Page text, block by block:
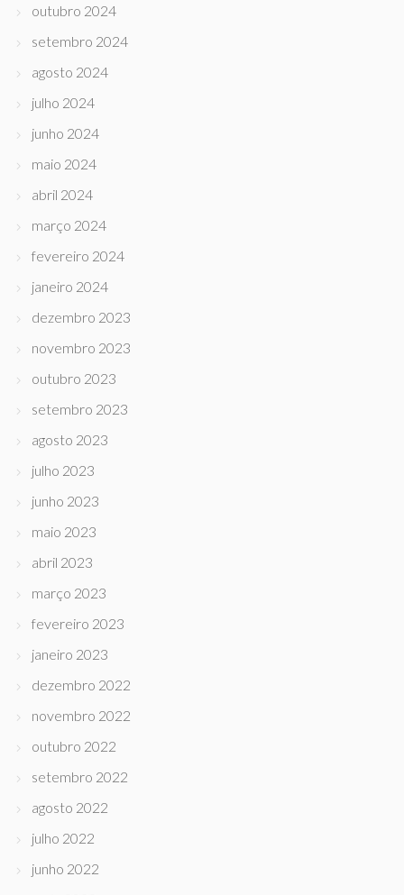
outubro 2024
setembro 2024
agosto 2024
julho 2024
junho 2024
maio 2024
abril 2024
março 2024
fevereiro 2024
janeiro 2024
dezembro 2023
novembro 2023
outubro 2023
setembro 2023
agosto 2023
julho 2023
junho 2023
maio 2023
abril 2023
março 2023
fevereiro 2023
janeiro 2023
dezembro 2022
novembro 2022
outubro 2022
setembro 2022
agosto 2022
julho 2022
junho 2022